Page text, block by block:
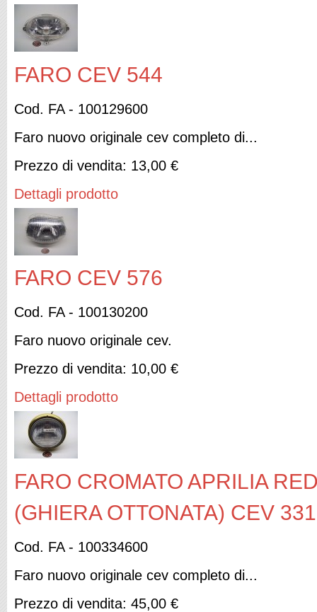
FARO CEV 544
Cod. FA - 100129600
Faro nuovo originale cev completo di...
Prezzo di vendita: 13,00 €
Dettagli prodotto
FARO CEV 576
Cod. FA - 100130200
Faro nuovo originale cev.
Prezzo di vendita: 10,00 €
Dettagli prodotto
FARO CROMATO APRILIA
(GHIERA OTTONATA) CEV 331
Cod. FA - 100334600
Faro nuovo originale cev completo di...
Prezzo di vendita: 45,00 €